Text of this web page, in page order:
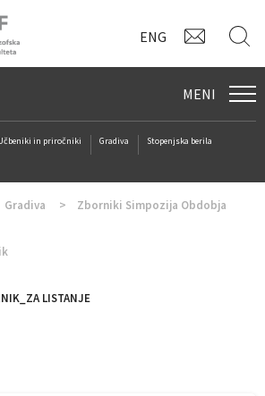
ENG
MENI
in priročniki Gradiva
Stopenjska berila
Gradiva Zborniki Simpozija Obdobja
LISTANJE